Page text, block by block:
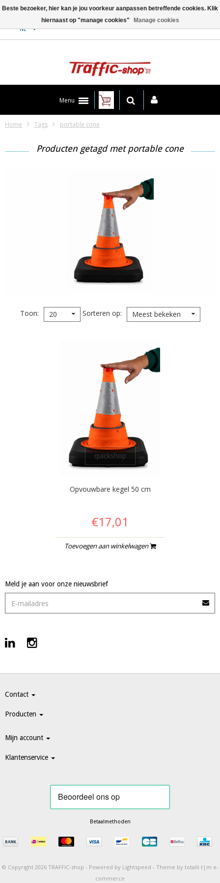
NL
Menu
Home Tags portable cone
Producten getagd met portable cone
Toon 20 Sorteren op Meest bekeken
quickshop
Opvouwbare kegel 50 cm
€17,01
Toevoegen aan winkelwagen
Meld je aan voor onze nieuwsbrief
Contact
Producten
Mijn account
Klantenservice
Betaalmethoden
© Copyright 2026 TRAFFIC-shop - Powered by Lightspeed - Theme by totalli t|m e-
commerce
Beste bezoeker, hier kan je jou voorkeur aanpassen betreffende cookies. Klik
hiernaast op "manage cookies"
Manage cookies